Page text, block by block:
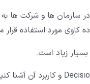
سازمان ها و شرکت ها
کاوی مورد استفاده قرار
زیاد است.